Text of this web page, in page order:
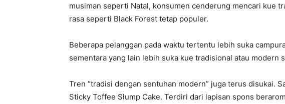
musiman seperti Natal, konsumen cenderung mencari kue
rasa seperti Black Forest tetap populer.
Beberapa pelanggan pada waktu tertentu lebih suka
sementara yang lain lebih suka kue tradisional atau modern
Tren “tradisi dengan sentuhan modern” juga terus disukai.
Sticky Toffee Slump Cake. Terdiri dari lapisan spons